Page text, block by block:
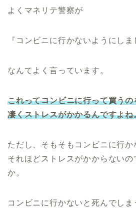
よくマネリテ警察が
『コンビニに行かないようにしま
なんてよく言っています。
これってコンビニに行って買う
凄くストレスがかかるんですよね
ただし、そもそもコンビニに行か
それほどストレスがかからないの
か。
コンビニに行かないと死んでし